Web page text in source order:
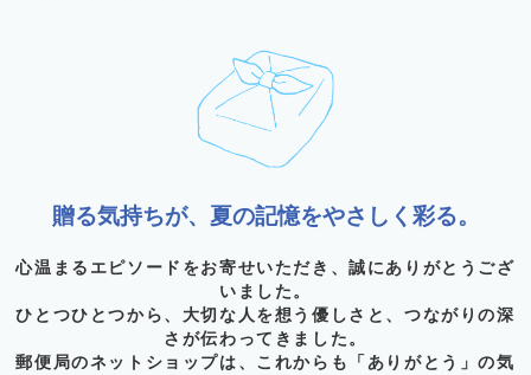
贈る気持ちが、夏の記憶をやさしく彩る。
心温まるエピソードをお寄せいただき、誠にありがとうござ
いました。
ひとつひとつから、大切な人を想う優しさと、つながりの深
さが伝わってきました。
郵便局のネットショップは、これからも「ありがとう」の気